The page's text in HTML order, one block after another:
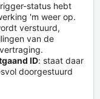
status hebt
'm weer op.
verstuurd,
van de
ID: staat daar
doorgestuurd